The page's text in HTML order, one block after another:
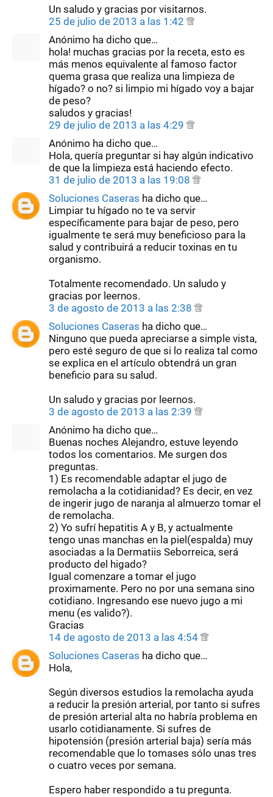
Un saludo y gracias por visitarnos.
25 de julio de 2013 a las 1:42
Anónimo ha dicho que…
hola! muchas gracias por la receta, esto es
más menos equivalente al famoso factor
quema grasa que realiza una limpieza de
hígado? o no? si limpio mi hígado voy a bajar
de peso?
saludos y gracias!
29 de julio de 2013 a las 4:29
Anónimo ha dicho que…
Hola, quería preguntar si hay algún indicativo
de que la limpieza está haciendo efecto.
31 de julio de 2013 a las 19:08
Soluciones Caseras ha dicho que…
Limpiar tu hígado no te va servir
específicamente para bajar de peso, pero
igualmente te será muy beneficioso para la
salud y contribuirá a reducir toxinas en tu
organismo.
Totalmente recomendado. Un saludo y
gracias por leernos.
3 de agosto de 2013 a las 2:38
Soluciones Caseras ha dicho que…
Ninguno que pueda apreciarse a simple vista,
pero esté seguro de que si lo realiza tal como
se explica en el artículo obtendrá un gran
beneficio para su salud.
Un saludo y gracias por leernos.
3 de agosto de 2013 a las 2:39
Anónimo ha dicho que…
Buenas noches Alejandro, estuve leyendo
todos los comentarios. Me surgen dos
preguntas.
1) Es recomendable adaptar el jugo de
remolacha a la cotidianidad? Es decir, en vez
de ingerir jugo de naranja al almuerzo tomar el
de remolacha.
2) Yo sufrí hepatitis A y B, y actualmente
tengo unas manchas en la piel(espalda) muy
asociadas a la Dermatiis Seborreica, será
producto del higado?
Igual comenzare a tomar el jugo
proximamente. Pero no por una semana sino
cotidiano. Ingresando ese nuevo jugo a mi
menu (es valido?).
Gracias
14 de agosto de 2013 a las 4:54
Soluciones Caseras ha dicho que…
Hola,
Según diversos estudios la remolacha ayuda
a reducir la presión arterial, por tanto si sufres
de presión arterial alta no habría problema en
usarlo cotidianamente. Si sufres de
hipotensión (presión arterial baja) sería más
recomendable que lo tomases sólo unas tres
o cuatro veces por semana.
Espero haber respondido a tu pregunta.